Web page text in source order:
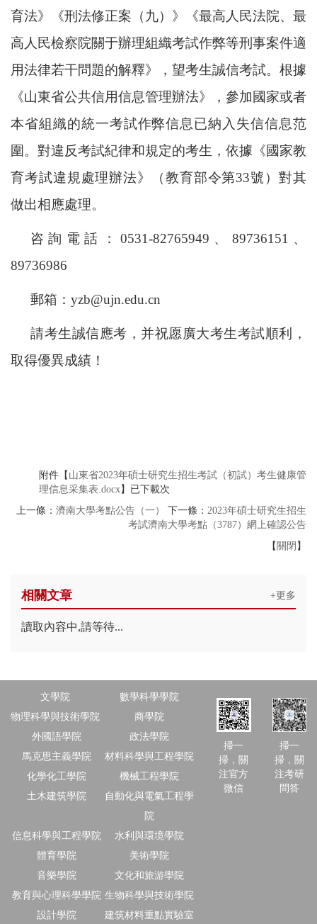
育法》《刑法修正案（九）》《最高人民法院、最
高人民檢察院關于辦理組織考試作弊等刑事案件適
用法律若干問題的解釋》，望考生誠信考試。根據
《山東省公共信用信息管理辦法》，參加國家或者
本省組織的統一考試作弊信息已納入失信信息范
圍。對違反考試紀律和規定的考生，依據《國家教
育考試違規處理辦法》（教育部令第33號）對其
做出相應處理。
咨詢電話： 0531-82765949、89736151、
89736986
郵箱： yzb@ujn.edu.cn
請考生誠信應考，并祝愿廣大考生考試順利，
取得優異成績！
附件【 山東省2023年碩士研究生招生考試（初試）考生健康管
理信息采集表.docx】已下載次
上一條： 濟南大學考點公告（一） 下一條： 2023年碩士研究生招生
考試濟南大學考點（3787）網上確認公告
【 關閉 】
+更多
相關文章
讀取內容中,請等待...
文學院
數學科學學院
物理科學與技術學院
商學院
外國語學院
政法學院
馬克思主義學院
材料科學與工程學院
化學化工學院
機械工程學院
土木建筑學院
自動化與電氣工程學
院
信息科學與工程學院
水利與環境學院
體育學院
美術學院
音樂學院
文化和旅游學院
教育與心理科學學院 生物科學與技術學院
設計學院
建筑材料重點實驗室
掃一
掃，關
注官方
微信
掃一
掃，關
注考研
問答